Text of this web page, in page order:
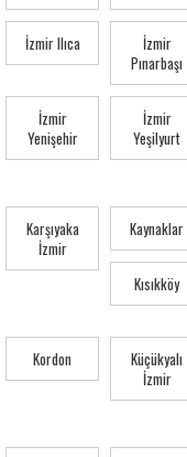
İzmir Ilıca
İzmir
Pınarbaşı
İzmir
Yenişehir
İzmir
Yeşilyurt
Karşıyaka
İzmir
Kaynaklar
Kısıkköy
Kordon
Küçükyalı
İzmir